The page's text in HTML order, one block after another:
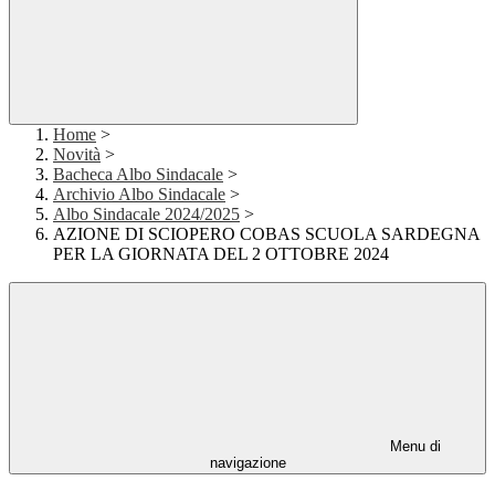
Home >
Novità >
Bacheca Albo Sindacale >
Archivio Albo Sindacale >
Albo Sindacale 2024/2025 >
AZIONE DI SCIOPERO COBAS SCUOLA SARDEGNA
PER LA GIORNATA DEL 2 OTTOBRE 2024
Menu di
navigazione